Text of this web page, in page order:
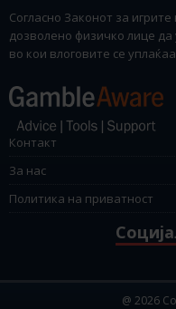
Согласно Законот за
дозволено физичко лице да
во кои влоговите се
Контакт
За нас
Политика на приватност
@ 2026